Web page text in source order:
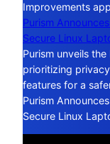
Improvements
Purism
Secure Linux
Purism unveils
prioritizing
features for a
Purism
Secure Linux